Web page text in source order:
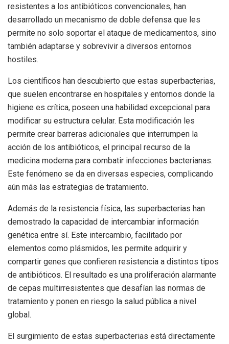
resistentes a los antibióticos convencionales, han
desarrollado un mecanismo de doble defensa que les
permite no solo soportar el ataque de medicamentos, sino
también adaptarse y sobrevivir a diversos entornos
hostiles.
Los científicos han descubierto que estas superbacterias,
que suelen encontrarse en hospitales y entornos donde la
higiene es crítica, poseen una habilidad excepcional para
modificar su estructura celular. Esta modificación les
permite crear barreras adicionales que interrumpen la
acción de los antibióticos, el principal recurso de la
medicina moderna para combatir infecciones bacterianas.
Este fenómeno se da en diversas especies, complicando
aún más las estrategias de tratamiento.
Además de la resistencia física, las superbacterias han
demostrado la capacidad de intercambiar información
genética entre sí. Este intercambio, facilitado por
elementos como plásmidos, les permite adquirir y
compartir genes que confieren resistencia a distintos tipos
de antibióticos. El resultado es una proliferación alarmante
de cepas multirresistentes que desafían las normas de
tratamiento y ponen en riesgo la salud pública a nivel
global.
El surgimiento de estas superbacterias está directamente